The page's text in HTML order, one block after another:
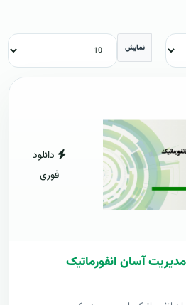
نمایش
دانلود
فوری